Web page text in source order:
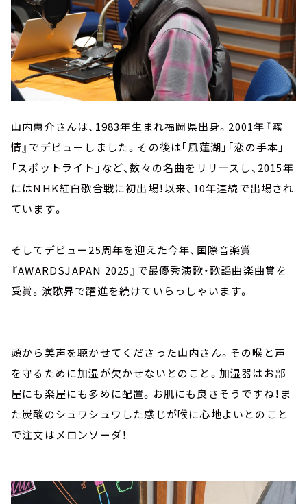
山内惠介さんは、1983年生まれ福岡県出身。2001年『霧
情』でデビューしました。その後は｢風蓮湖」「恋の手本」
「スポットライト」など、数々の名曲をリリースし、2015年
にはNHK紅白歌合戦に初出場！以来、10年連続で出場され
ています。
そしてデビュー25周年を迎えた今年、国際音楽賞
『AWARDSJAPAN 2025』で最優秀演歌・歌謡曲楽曲賞を
受賞。演歌界で躍進を続けていらっしゃいます。
頭から美声を聴かせてくださった山内さん。その喉と声
を守るために加湿が欠かせないとのこと。加湿器はお部
屋にも楽屋にも多めに配置。お肌にも良さそうですね！ま
た炭酸のシュワシュワした感じが喉に心地よいとのこと
で注文はメロンソーダ！